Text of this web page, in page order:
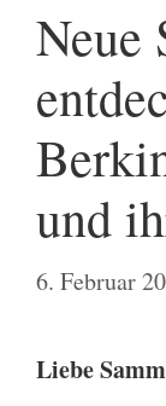
Neue
und
6. Februar
Liebe